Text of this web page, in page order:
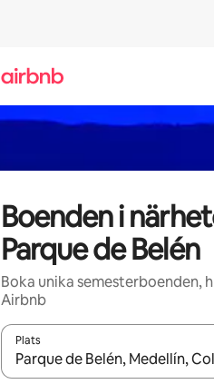
Boenden i
Parque de Belén
Boka unika semesterboenden,
Airbnb
Plats
När resultaten är tillgängliga